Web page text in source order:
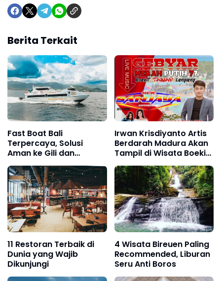
Berita Terkait
Fast Boat Bali
Terpercaya, Solusi
Aman ke Gili dan
Lombok
Irwan Krisdiyanto Artis
Berdarah Madura Akan
Tampil di Wisata Boekit
Tawap Lengleng, Catat
Tanggalnya !
11 Restoran Terbaik di
Dunia yang Wajib
Dikunjungi
4 Wisata Bireuen Paling
Recommended, Liburan
Seru Anti Boros